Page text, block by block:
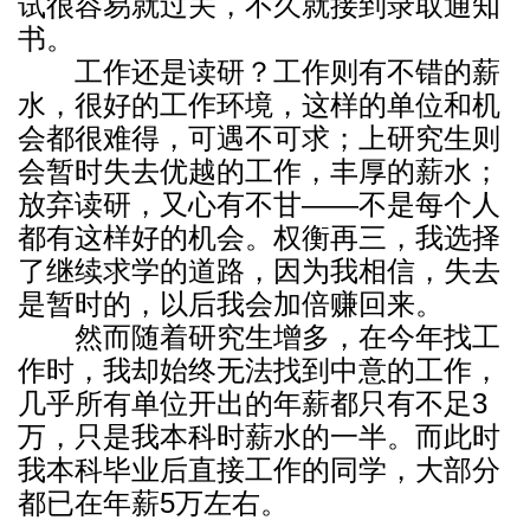
书。
工作还是读研？工作则有不错的薪
水，很好的工作环境，这样的单位和机
会都很难得，可遇不可求；上研究生则
会暂时失去优越的工作，丰厚的薪水；
放弃读研，又心有不甘——不是每个人
都有这样好的机会。权衡再三，我选择
了继续求学的道路，因为我相信，失去
是暂时的，以后我会加倍赚回来。
然而随着研究生增多，在今年找工
作时，我却始终无法找到中意的工作，
几乎所有单位开出的年薪都只有不足3
万，只是我本科时薪水的一半。而此时
我本科毕业后直接工作的同学，大部分
都已在年薪5万左右。